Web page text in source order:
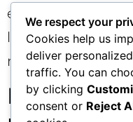
éviter les faux
l’alignement
marque.
Plan
We respect your
Cookies help us
deliver
traffic. You can
by clicking
consent or Reject